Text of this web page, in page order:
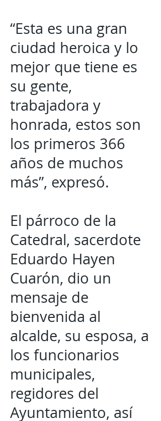
“Esta es una gran
ciudad heroica y lo
mejor que tiene es
su gente,
trabajadora y
honrada, estos son
los primeros 366
años de muchos
más”, expresó.
El párroco de la
Catedral, sacerdote
Eduardo Hayen
Cuarón, dio un
mensaje de
bienvenida al
alcalde, su esposa, a
los funcionarios
municipales,
regidores del
Ayuntamiento, así